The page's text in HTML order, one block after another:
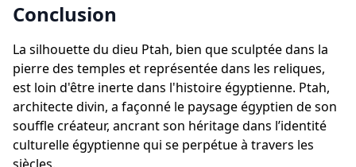
Conclusion
La silhouette du dieu Ptah, bien que sculptée dans la
pierre des temples et représentée dans les reliques,
est loin d'être inerte dans l'histoire égyptienne. Ptah,
architecte divin, a façonné le paysage égyptien de son
souffle créateur, ancrant son héritage dans l’identité
culturelle égyptienne qui se perpétue à travers les